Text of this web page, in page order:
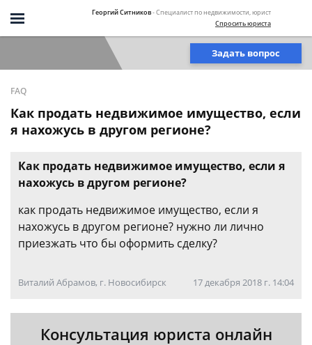
Георгий Ситников- Специалист по недвижимости, юрист
Спросить юриста
Задать вопрос
FAQ
Как продать недвижимое имущество, если
я нахожусь в другом регионе?
Как продать недвижимое имущество, если я
нахожусь в другом регионе?
как продать недвижимое имущество, если я
нахожусь в другом регионе? нужно ли лично
приезжать что бы оформить сделку?
Виталий Абрамов, г. Новосибирск 17 декабря 2018 г. 14:04
Консультация юриста онлайн